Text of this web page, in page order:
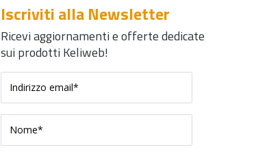
Iscriviti alla Newsletter
Ricevi aggiornamenti e offerte dedicate
sui prodotti Keliweb!